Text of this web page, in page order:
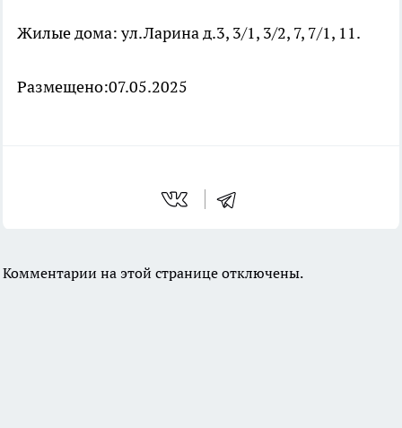
Жилые дома: ул.Ларина д.3, 3/1, 3/2, 7, 7/1, 11.
Размещено:07.05.2025
Комментарии на этой странице отключены.